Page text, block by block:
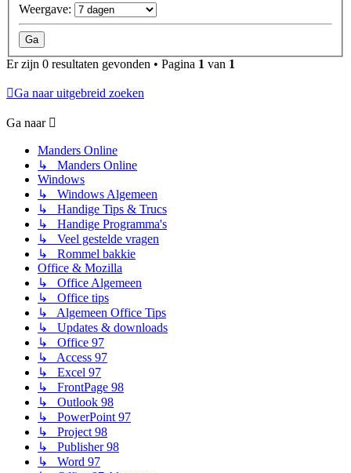
Weergave:
Er zijn 0 resultaten gevonden • Pagina 1 van 1
Ga naar uitgebreid zoeken
Ga naar
Manders Online
↳ Manders Online
Windows
↳ Windows Algemeen
↳ Handige Tips & Trucs
↳ Handige Programma's
↳ Veel gestelde vragen
↳ Rommel bakkie
Office & Mozilla
↳ Office Algemeen
↳ Office tips
↳ Algemeen Office Tips
↳ Updates & downloads
↳ Office 97
↳ Access 97
↳ Excel 97
↳ FrontPage 98
↳ Outlook 98
↳ PowerPoint 97
↳ Project 98
↳ Publisher 98
↳ Word 97